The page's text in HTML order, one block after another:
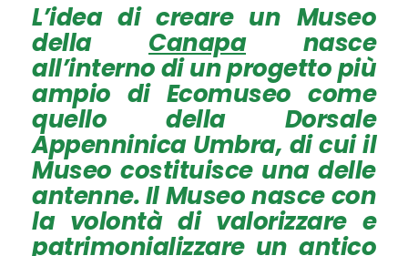
L’idea di creare un Museo
della Canapanasce
all’interno di un progetto più
ampio di Ecomuseo come
quello della Dorsale
Appenninica Umbra, di cui il
Museo costituisce una delle
antenne. Il Museo nasce con
la volontà di valorizzare e
patrimonializzare un antico